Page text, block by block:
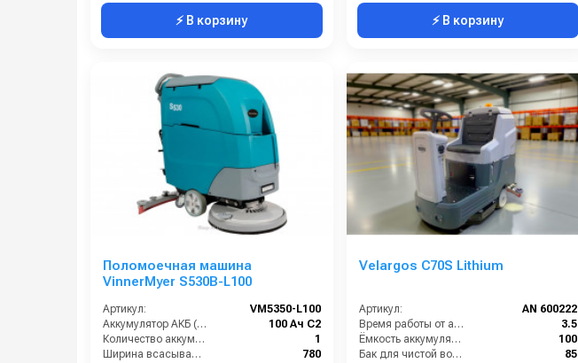
⚡ В корзину ⚡ В корзину
Поломоечная машина
VinnerMyer S530B-L100
Артикул:
VM5350-L100
Аккумулятор АКБ (В/А·ч):
100 Ач С2
Количество аккумуляторов (шт):
1
Ширина всасывающей балки (мм):
780
Velargos C70S Lithium
Артикул:
AN 600222
Время работы от аккумуляторов (ч):
3.5
Ёмкость аккумулятора (Ач):
100
Бак для чистой воды (л):
85